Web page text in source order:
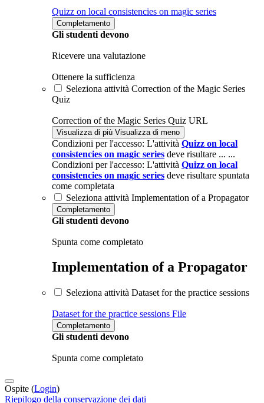
Quizz on local consistencies on magic series
Completamento
Gli studenti devono
Ricevere una valutazione
Ottenere la sufficienza
Seleziona attività Correction of the Magic Series
Quiz
Correction of the Magic Series Quiz URL
Visualizza di più Visualizza di meno
Condizioni per l'accesso: L'attività Quizz on local
consistencies on magic series deve risultare ... ...
Condizioni per l'accesso: L'attività Quizz on local
consistencies on magic series deve risultare spuntata
come completata
Seleziona attività Implementation of a Propagator
Completamento
Gli studenti devono
Spunta come completato
Implementation of a Propagator
Seleziona attività Dataset for the practice sessions
Dataset for the practice sessions File
Completamento
Gli studenti devono
Spunta come completato
Ospite (Login)
Riepilogo della conservazione dei dati